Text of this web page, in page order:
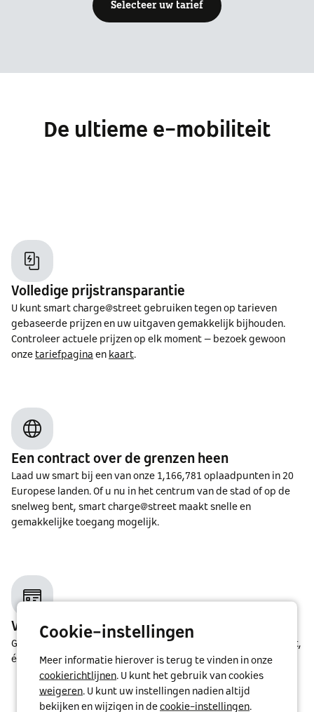
Selecteer uw tarief
De ultieme e-mobiliteit
Volledige prijstransparantie
U kunt smart charge@street gebruiken tegen op tarieven
gebaseerde prijzen en uw uitgaven gemakkelijk bijhouden.
Controleer actuele prijzen op elk moment – bezoek gewoon
onze tariefpagina en kaart.
Een contract over de grenzen heen
Laad uw smart bij een van onze 1,166,781 oplaadpunten in 20
Europese landen. Of u nu in het centrum van de stad of op de
snelweg bent, smart charge@street maakt snelle en
gemakkelijke toegang mogelijk.
Volledig oplaadgemak
Geniet moeiteloos van elektrische mobiliteit: met één contract,
één kaart en één toegang.
Cookie-instellingen
Meer informatie hierover is terug te vinden in onze
cookierichtlijnen. U kunt het gebruik van cookies
weigeren. U kunt uw instellingen nadien altijd
bekijken en wijzigen in de cookie-instellingen.